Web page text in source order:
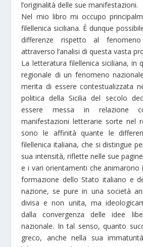
l’originalità delle sue manifestazioni.
Nel mio libro mi occupo
filellenica siciliana. È dunque
differenze rispetto al
attraverso l’analisi di questa vasta
La letteratura filellenica siciliana, in
regionale di un fenomeno
merita di essere contestualizzata
politica della Sicilia del secolo
essere messa in relazione
manifestazioni letterarie sorte nel
sono le affinità quante le
filellenica italiana, che si distingue
sua intensità, riflette nelle sue
e i vari orientamenti che animarono
formazione dello Stato italiano e
nazione, se pure in una società
divisa e non unita, ma
dalla convergenza delle idee
nazionale. In tal senso, quanto
greco, anche nella sua